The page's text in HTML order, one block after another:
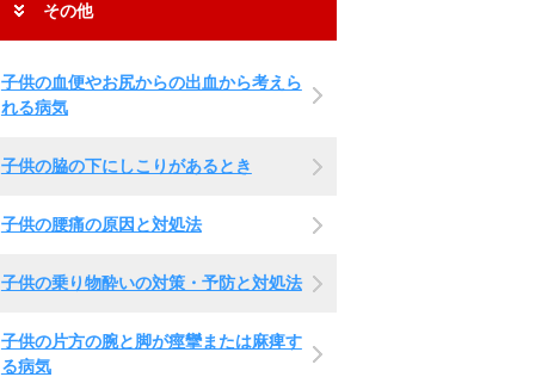
その他
子供の血便やお尻からの出血から考えら
れる病気
子供の脇の下にしこりがあるとき
子供の腰痛の原因と対処法
子供の乗り物酔いの対策・予防と対処法
子供の片方の腕と脚が痙攣または麻痺す
る病気